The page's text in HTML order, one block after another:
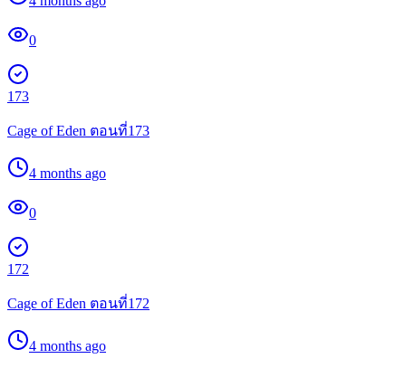
0
173
Cage of Eden ตอนที่173
4 months ago
0
172
Cage of Eden ตอนที่172
4 months ago